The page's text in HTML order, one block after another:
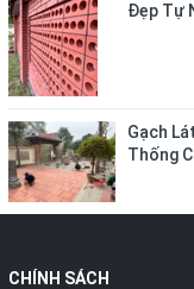
Đẹp Tự
Gạch
Thống
CHÍNH SÁCH